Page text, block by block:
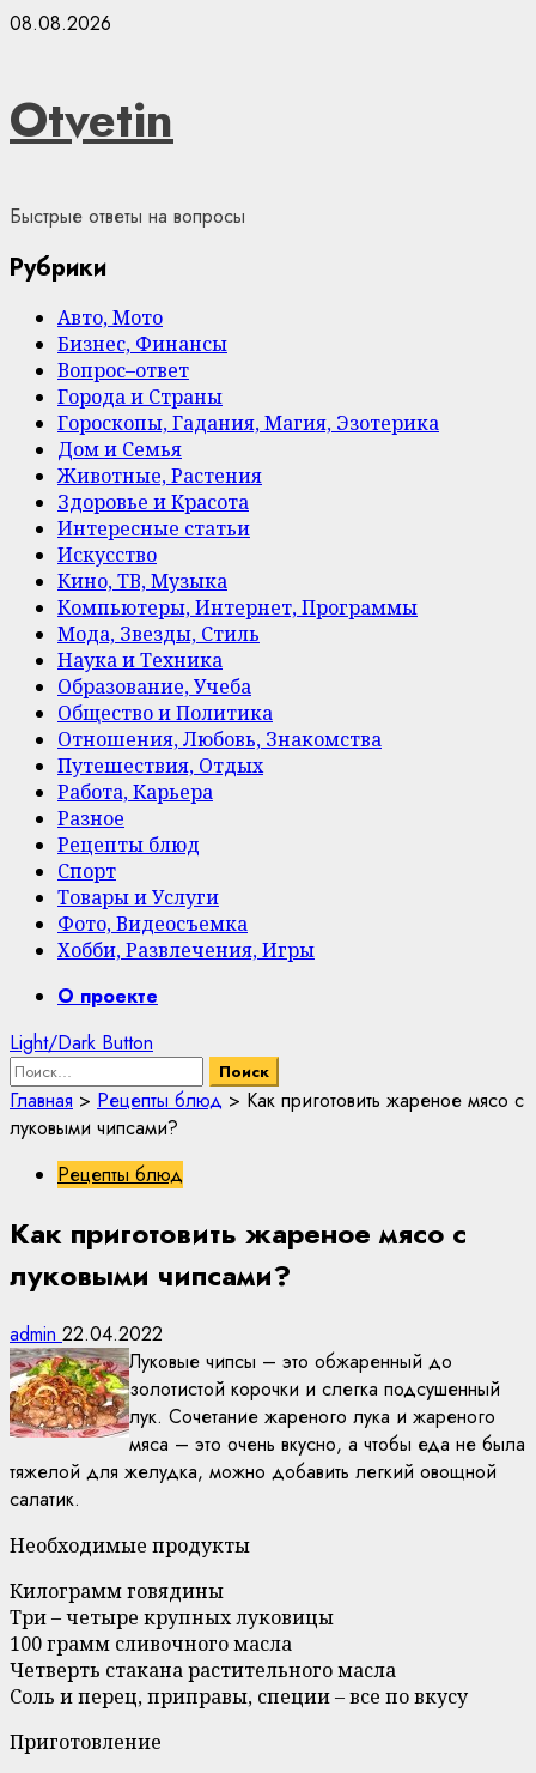
Skip
08.08.2026
Otvetin
Быстрые ответы на вопросы
Рубрики
Авто, Мото
Бизнес, Финансы
Вопрос–ответ
Города и Страны
Гороскопы, Гадания, Магия, Эзотерика
Дом и Семья
Животные, Растения
Здоровье и Красота
Интересные статьи
Искусство
Кино, ТВ, Музыка
Компьютеры, Интернет, Программы
Мода, Звезды, Стиль
Наука и Техника
Образование, Учеба
Общество и Политика
Отношения, Любовь, Знакомства
Путешествия, Отдых
Работа, Карьера
Разное
Рецепты блюд
Спорт
Товары и Услуги
Фото, Видеосъемка
Хобби, Развлечения, Игры
PrimaryО проекте
Light/Dark Button
Найти:
Главная > Рецепты блюд > Как приготовить жареное мясо с
луковыми чипсами?
Рецепты блюд
Как приготовить жареное мясо с
луковыми чипсами?
admin 22.04.2022
Луковые чипсы – это обжаренный до
золотистой корочки и слегка подсушенный
лук. Сочетание жареного лука и жареного
мяса – это очень вкусно, а чтобы еда не была
тяжелой для желудка, можно добавить легкий овощной
салатик.
Необходимые продукты
Килограмм говядины
Три – четыре крупных луковицы
100 грамм сливочного масла
Четверть стакана растительного масла
Соль и перец, приправы, специи – все по вкусу
Приготовление